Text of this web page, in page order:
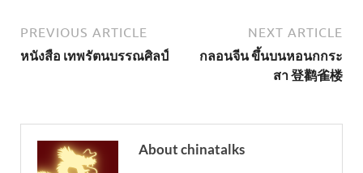
PREVIOUS ARTICLE
หนังสือ เทพรัตนบรรณศิลป์
NEXT ARTICLE
กลอนจีน ขึ้นบนหอนกกระ
สา 登鹳雀楼
About chinatalks